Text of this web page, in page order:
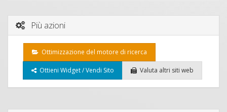
Più azioni
Ottimizzazione del motore di ricerca
Ottieni Widget / Vendi Sito Valuta altri siti web